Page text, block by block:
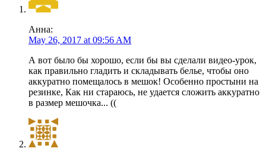
Анна:
May 26, 2017 at 09:56 AM
А вот было бы хорошо, если бы вы сделали видео-урок,
как правильно гладить и складывать белье, чтобы оно
аккуратно помещалось в мешок! Особенно простыни на
резинке, Как ни стараюсь, не удается сложить аккуратно
в размер мешочка... ((